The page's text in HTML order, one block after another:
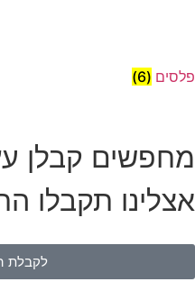
פלסים (6)
מחפשים קבלן
אצלינו תקבלו
לקבלת